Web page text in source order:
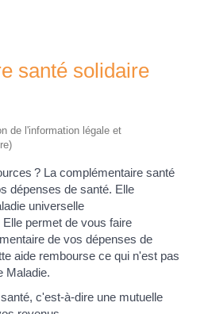
santé solidaire
de l'information légale et
? La complémentaire santé
dépenses de santé. Elle
universelle
permet de vous faire
de vos dépenses de
aide rembourse ce qui n'est pas
Maladie.
c'est-à-dire une mutuelle